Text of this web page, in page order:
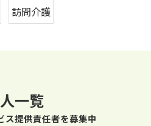
訪問介護
ス提供責任者を募集中
一覧